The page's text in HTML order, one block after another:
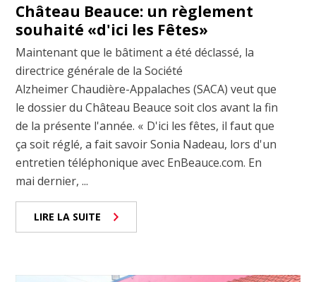
Château Beauce: un règlement
souhaité «d'ici les Fêtes»
Maintenant que le bâtiment a été déclassé, la
directrice générale de la Société
Alzheimer Chaudière-Appalaches (SACA) veut que
le dossier du Château Beauce soit clos avant la fin
de la présente l'année. « D'ici les fêtes, il faut que
ça soit réglé, a fait savoir Sonia Nadeau, lors d'un
entretien téléphonique avec EnBeauce.com. En
mai dernier, ...
LIRE LA SUITE